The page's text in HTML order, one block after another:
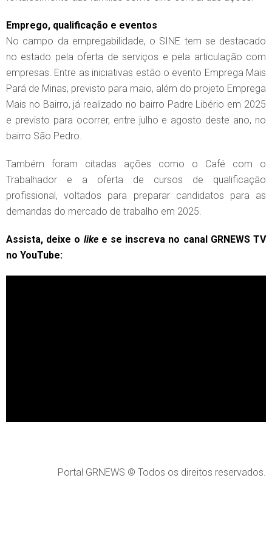
Emprego, qualificação e eventos
No campo da empregabilidade, o SINE tem se destacado
no estado pela oferta de serviços e pela articulação com
empresas. Entre as iniciativas estão o evento Emprega Mais
Pará de Minas, previsto para maio, além do projeto Emprega
Mais no Bairro, já realizado no bairro Padre Libério em 2025
e previsto para ocorrer, entre julho e agosto deste ano, no
bairro São Pedro.
Também foram citadas ações como o Café com o
Trabalhador e a oferta de cursos de qualificação
profissional, voltados para preparar candidatos para as
demandas do mercado de trabalho em 2025.
Assista, deixe o likee se inscreva no canal GRNEWS TV
no YouTube:
Portal GRNEWS © Todos os direitos reservados.